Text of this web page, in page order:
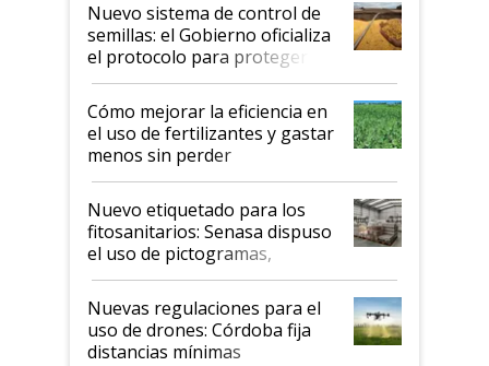
Nuevo sistema de control de
semillas: el Gobierno oficializa
el protocolo para proteger la
propiedad intelectual
Cómo mejorar la eficiencia en
el uso de fertilizantes y gastar
menos sin perder
productividad en la campaña
fina
Nuevo etiquetado para los
fitosanitarios: Senasa dispuso
el uso de pictogramas,
palabras de advertencia e
indicaciones
Nuevas regulaciones para el
uso de drones: Córdoba fija
distancias mínimas